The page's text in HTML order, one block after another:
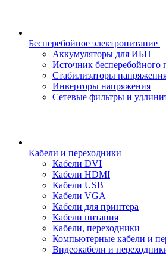
Бесперебойное электропитание
Аккумуляторы для ИБП
Источник
Стабилизаторы
Инверторы напряжения
Сетевые фильтры и
Кабели и переходники
Кабели DVI
Кабели HDMI
Кабели USB
Кабели VGA
Кабели для принтера
Кабели питания
Кабели, переходники
Компьютерные кабели и
Видеокабели и